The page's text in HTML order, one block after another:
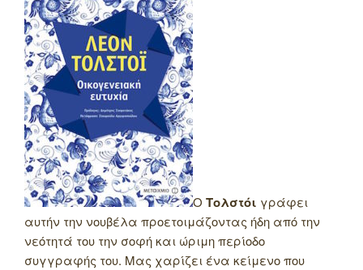
Ο Τολστόι γράφει
αυτήν την νουβέλα προετοιμάζοντας ήδη από την
νεότητά του την σοφή και ώριμη περίοδο
συγγραφής του. Μας χαρίζει ένα κείμενο που